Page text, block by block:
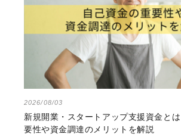
2026/08/03
新規開業・スタートアップ支援資金と
要性や資金調達のメリットを解説